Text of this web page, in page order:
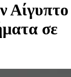
Αίγυπτο
σε